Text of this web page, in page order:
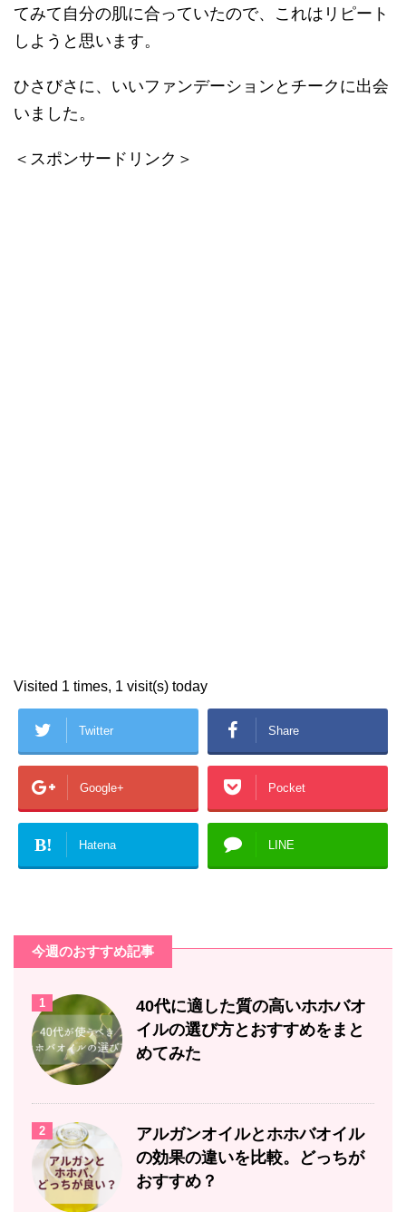
てみて自分の肌に合っていたので、これはリピート
しようと思います。
ひさびさに、いいファンデーションとチークに出会
いました。
＜スポンサードリンク＞
Visited 1 times, 1 visit(s) today
Twitter Share
Google+ Pocket
B! Hatena LINE
今週のおすすめ記事
1
40代に適した質の高いホホバオ
イルの選び方とおすすめをまと
めてみた
2
アルガンオイルとホホバオイル
の効果の違いを比較。どっちが
おすすめ？